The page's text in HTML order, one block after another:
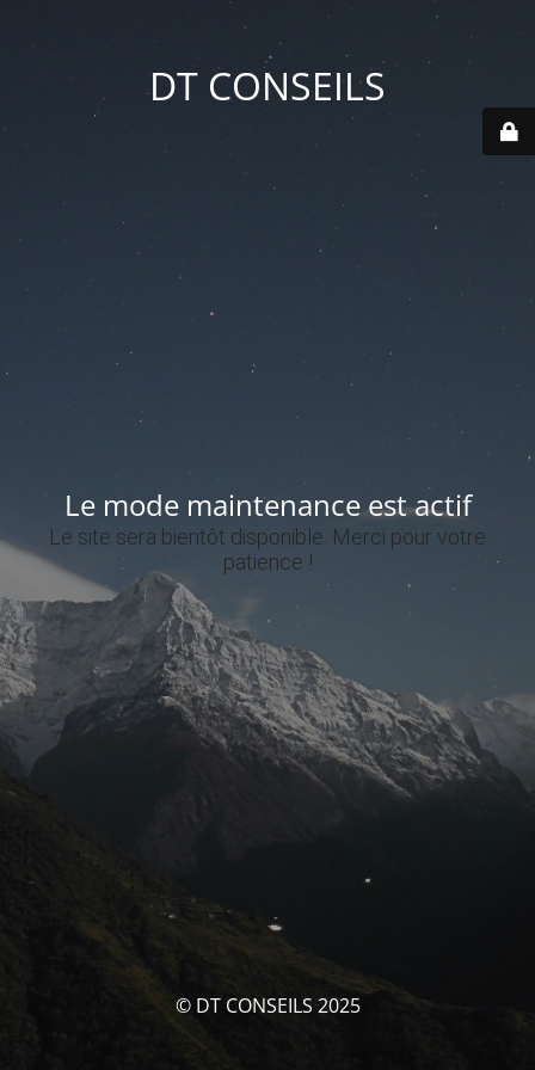
DT CONSEILS
Le mode maintenance est actif
Le site sera bientôt disponible. Merci pour votre
patience !
© DT CONSEILS 2025